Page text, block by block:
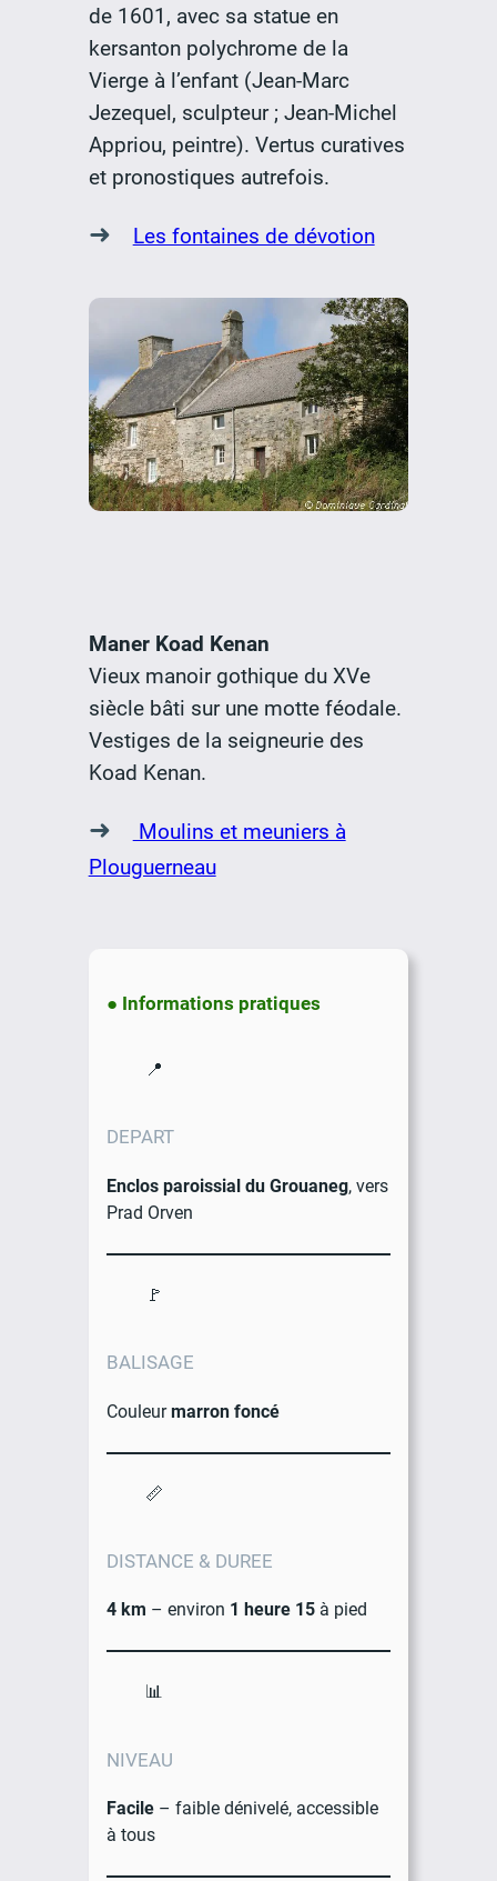
de 1601, avec sa statue en
kersanton polychrome de la
Vierge à l’enfant (Jean-Marc
Jezequel, sculpteur ; Jean-Michel
Appriou, peintre). Vertus curatives
et pronostiques autrefois.
➜ Les fontaines de dévotion
Maner Koad Kenan
Vieux manoir gothique du XVe
siècle bâti sur une motte féodale.
Vestiges de la seigneurie des
Koad Kenan.
➜
Moulins et meuniers à
Plouguerneau
● Informations pratiques
📍
DEPART
Enclos paroissial du Grouaneg, vers
Prad Orven
🚩
BALISAGE
Couleurmarron foncé
📏
DISTANCE & DUREE
4 km – environ 1 heure 15à pied
📊
NIVEAU
Facile– faible dénivelé, accessible
à tous